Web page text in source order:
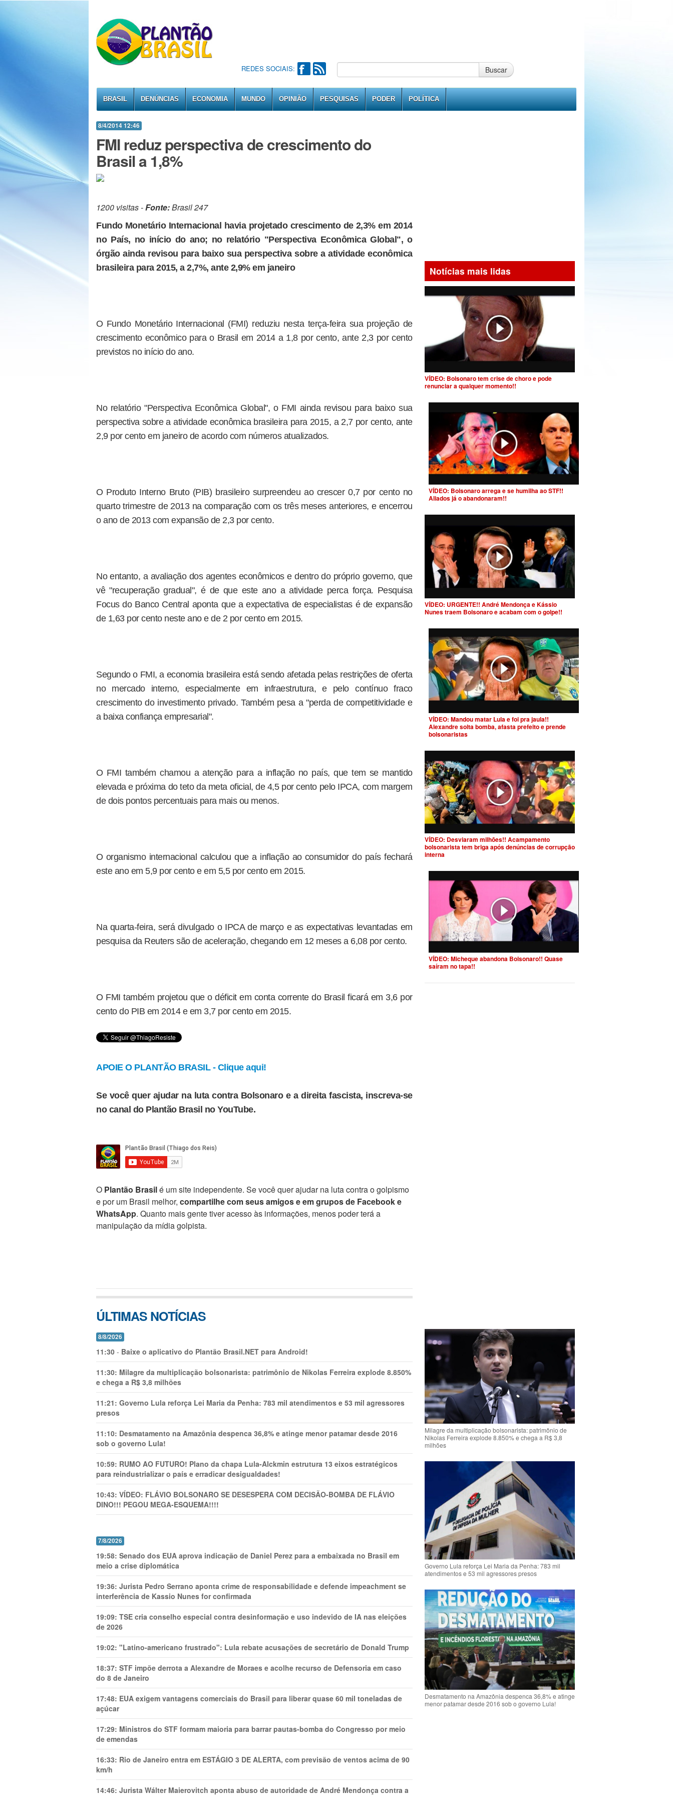
REDES SOCIAIS: Buscar
BRASIL DENÚNCIAS ECONOMIA MUNDO OPINIÃO PESQUISAS PODER POLÍTICA
8/4/2014 12:46
FMI reduz perspectiva de crescimento do
Brasil a 1,8%
1200 visitas -Fonte:Brasil 247
Fundo Monetário Internacional havia projetado crescimento de 2,3% em 2014
no País, no início do ano; no relatório "Perspectiva Econômica Global", o
órgão ainda revisou para baixo sua perspectiva sobre a atividade econômica
brasileira para 2015, a 2,7%, ante 2,9% em janeiro
O Fundo Monetário Internacional (FMI) reduziu nesta terça-feira sua projeção de
crescimento econômico para o Brasil em 2014 a 1,8 por cento, ante 2,3 por cento
previstos no início do ano.
No relatório "Perspectiva Econômica Global", o FMI ainda revisou para baixo sua
perspectiva sobre a atividade econômica brasileira para 2015, a 2,7 por cento, ante
2,9 por cento em janeiro de acordo com números atualizados.
O Produto Interno Bruto (PIB) brasileiro surpreendeu ao crescer 0,7 por cento no
quarto trimestre de 2013 na comparação com os três meses anteriores, e encerrou
o ano de 2013 com expansão de 2,3 por cento.
No entanto, a avaliação dos agentes econômicos e dentro do próprio governo, que
vê "recuperação gradual", é de que este ano a atividade perca força. Pesquisa
Focus do Banco Central aponta que a expectativa de especialistas é de expansão
de 1,63 por cento neste ano e de 2 por cento em 2015.
Segundo o FMI, a economia brasileira está sendo afetada pelas restrições de oferta
no mercado interno, especialmente em infraestrutura, e pelo contínuo fraco
crescimento do investimento privado. Também pesa a "perda de competitividade e
a baixa confiança empresarial".
O FMI também chamou a atenção para a inflação no país, que tem se mantido
elevada e próxima do teto da meta oficial, de 4,5 por cento pelo IPCA, com margem
de dois pontos percentuais para mais ou menos.
O organismo internacional calculou que a inflação ao consumidor do país fechará
este ano em 5,9 por cento e em 5,5 por cento em 2015.
Na quarta-feira, será divulgado o IPCA de março e as expectativas levantadas em
pesquisa da Reuters são de aceleração, chegando em 12 meses a 6,08 por cento.
O FMI também projetou que o déficit em conta corrente do Brasil ficará em 3,6 por
cento do PIB em 2014 e em 3,7 por cento em 2015.
APOIE O PLANTÃO BRASIL - Clique aqui!
Se você quer ajudar na luta contra Bolsonaro e a direita fascista, inscreva-se
no canal do Plantão Brasil no YouTube.
O Plantão Brasilé um site independente. Se você quer ajudar na luta contra o golpismo
e por um Brasil melhor, compartilhe com seus amigos e em grupos de Facebook e
WhatsApp. Quanto mais gente tiver acesso às informações, menos poder terá a
manipulação da mídia golpista.
ÚLTIMAS NOTÍCIAS
8/8/2026
11:30 - Baixe o aplicativo do Plantão Brasil.NET para Android!
11:30: Milagre da multiplicação bolsonarista: patrimônio de Nikolas Ferreira explode 8.850%
e chega a R$ 3,8 milhões
11:21: Governo Lula reforça Lei Maria da Penha: 783 mil atendimentos e 53 mil agressores
presos
11:10: Desmatamento na Amazônia despenca 36,8% e atinge menor patamar desde 2016
sob o governo Lula!
10:59: RUMO AO FUTURO! Plano da chapa Lula-Alckmin estrutura 13 eixos estratégicos
para reindustrializar o país e erradicar desigualdades!
10:43: VÍDEO: FLÁVIO BOLSONARO SE DESESPERA COM DECISÃO-BOMBA DE FLÁVIO
DINO!!! PEGOU MEGA-ESQUEMA!!!!
7/8/2026
19:58: Senado dos EUA aprova indicação de Daniel Perez para a embaixada no Brasil em
meio a crise diplomática
19:36: Jurista Pedro Serrano aponta crime de responsabilidade e defende impeachment se
interferência de Kassio Nunes for confirmada
19:09: TSE cria conselho especial contra desinformação e uso indevido de IA nas eleições
de 2026
19:02: "Latino-americano frustrado": Lula rebate acusações de secretário de Donald Trump
18:37: STF impõe derrota a Alexandre de Moraes e acolhe recurso de Defensoria em caso
do 8 de Janeiro
17:48: EUA exigem vantagens comerciais do Brasil para liberar quase 60 mil toneladas de
açúcar
17:29: Ministros do STF formam maioria para barrar pautas-bomba do Congresso por meio
de emendas
16:33: Rio de Janeiro entra em ESTÁGIO 3 DE ALERTA, com previsão de ventos acima de 90
km/h
14:46: Jurista Wálter Maierovitch aponta abuso de autoridade de André Mendonça contra a
Notícias mais lidas
VÍDEO: Bolsonaro tem crise de choro e pode
renunciar a qualquer momento!!
VÍDEO: Bolsonaro arrega e se humilha ao STF!!
Aliados já o abandonaram!!
VÍDEO: URGENTE!! André Mendonça e Kássio
Nunes traem Bolsonaro e acabam com o golpe!!
VÍDEO: Mandou matar Lula e foi pra jaula!!
Alexandre solta bomba, afasta prefeito e prende
bolsonaristas
VÍDEO: Desviaram milhões!! Acampamento
bolsonarista tem briga após denúncias de corrupção
interna
VÍDEO: Micheque abandona Bolsonaro!! Quase
saíram no tapa!!
Milagre da multiplicação bolsonarista: patrimônio de
Nikolas Ferreira explode 8.850% e chega a R$ 3,8
milhões
Governo Lula reforça Lei Maria da Penha: 783 mil
atendimentos e 53 mil agressores presos
Desmatamento na Amazônia despenca 36,8% e atinge
menor patamar desde 2016 sob o governo Lula!